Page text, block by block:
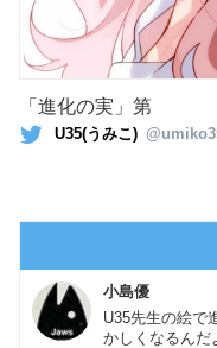
「進化の実」第
U35(うみこ)
小島優
U35先生の絵で
かしくなるんだ